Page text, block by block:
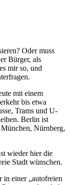
Oder muss
Bürger, als
mir so, und
mit einem
bis etwa
Trams und U-
Berlin ist
Nürnberg,
wieder hier die
Stadt wünschen.
in einer „autofreien